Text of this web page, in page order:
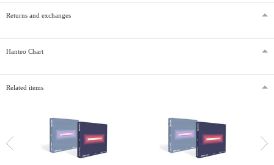
Returns and exchanges
Hanteo Chart
Related items